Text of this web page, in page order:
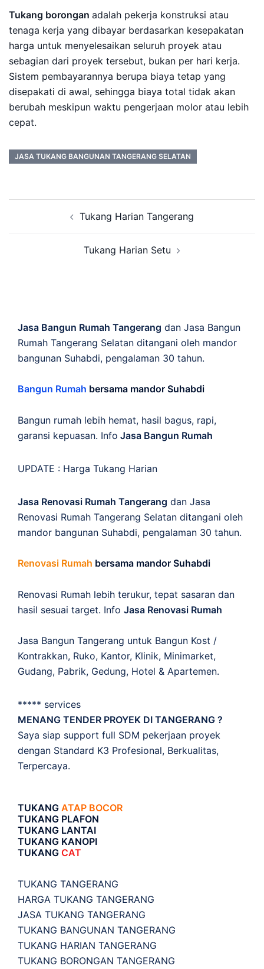
Tukang borongan adalah pekerja konstruksi atau
tenaga kerja yang dibayar berdasarkan kesepakatan
harga untuk menyelesaikan seluruh proyek atau
sebagian dari proyek tersebut, bukan per hari kerja.
Sistem pembayarannya berupa biaya tetap yang
disepakati di awal, sehingga biaya total tidak akan
berubah meskipun waktu pengerjaan molor atau lebih
cepat.
JASA TUKANG BANGUNAN TANGERANG SELATAN
navigation Tukang Harian Tangerang
Tukang Harian Setu
Jasa Bangun Rumah Tangerang dan Jasa Bangun
Rumah Tangerang Selatan ditangani oleh mandor
bangunan Suhabdi, pengalaman 30 tahun.
Bangun Rumah bersama mandor Suhabdi
Bangun rumah lebih hemat, hasil bagus, rapi,
garansi kepuasan. Info Jasa Bangun Rumah
UPDATE : Harga Tukang Harian
Jasa Renovasi Rumah Tangerang dan Jasa
Renovasi Rumah Tangerang Selatan ditangani oleh
mandor bangunan Suhabdi, pengalaman 30 tahun.
Renovasi Rumah bersama mandor Suhabdi
Renovasi Rumah lebih terukur, tepat sasaran dan
hasil sesuai target. Info Jasa Renovasi Rumah
Jasa Bangun Tangerang untuk Bangun Kost /
Kontrakkan, Ruko, Kantor, Klinik, Minimarket,
Gudang, Pabrik, Gedung, Hotel & Apartemen.
***** services
MENANG TENDER PROYEK DI TANGERANG ?
Saya siap support full SDM pekerjaan proyek
dengan Standard K3 Profesional, Berkualitas,
Terpercaya.
TUKANG ATAP BOCOR
TUKANG PLAFON
TUKANG LANTAI
TUKANG KANOPI
TUKANG CAT
TUKANG TANGERANG
HARGA TUKANG TANGERANG
JASA TUKANG TANGERANG
TUKANG BANGUNAN TANGERANG
TUKANG HARIAN TANGERANG
TUKANG BORONGAN TANGERANG